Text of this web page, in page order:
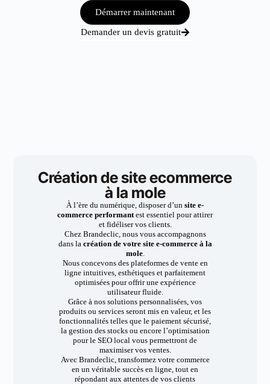
Démarrer maintenant
Demander un devis gratuit
Création de site ecommerce
à la mole
À l’ère du numérique, disposer d’un site e-
commerce performantest essentiel pour attirer
et fidéliser vos clients.
Chez Brandeclic, nous vous accompagnons
dans la création de votre site e-commerce à la
mole.
Nous concevons des plateformes de vente en
ligne intuitives, esthétiques et parfaitement
optimisées pour offrir une expérience
utilisateur fluide.
Grâce à nos solutions personnalisées, vos
produits ou services seront mis en valeur, et les
fonctionnalités telles que le paiement sécurisé,
la gestion des stocks ou encore l’optimisation
pour le SEO local vous permettront de
maximiser vos ventes.
Avec Brandeclic, transformez votre commerce
en un véritable succès en ligne, tout en
répondant aux attentes de vos clients